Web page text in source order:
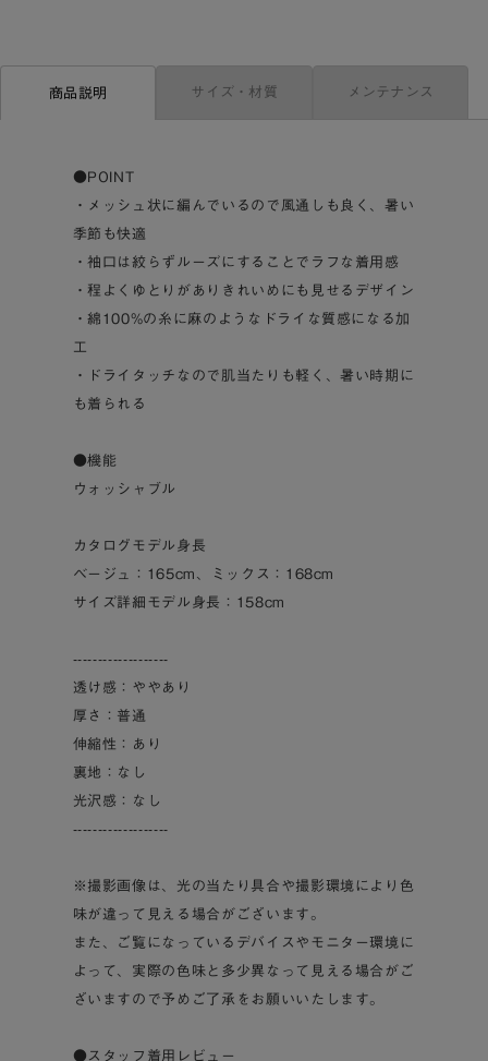
商品説明 サイズ・材質 メンテナンス
●POINT
・メッシュ状に編んでいるので風通しも良く、暑い
季節も快適
・袖口は絞らずルーズにすることでラフな着用感
・程よくゆとりがありきれいめにも見せるデザイン
・綿100%の糸に麻のようなドライな質感になる加
工
・ドライタッチなので肌当たりも軽く、暑い時期に
も着られる
●機能
ウォッシャブル
カタログモデル身長
ベージュ：165cm、ミックス：168cm
サイズ詳細モデル身長：158cm
-------------------
透け感：ややあり
厚さ：普通
伸縮性：あり
裏地：なし
光沢感：なし
-------------------
※撮影画像は、光の当たり具合や撮影環境により色
味が違って見える場合がございます。
また、ご覧になっているデバイスやモニター環境に
よって、実際の色味と多少異なって見える場合がご
ざいますので予めご了承をお願いいたします。
●スタッフ着用レビュー